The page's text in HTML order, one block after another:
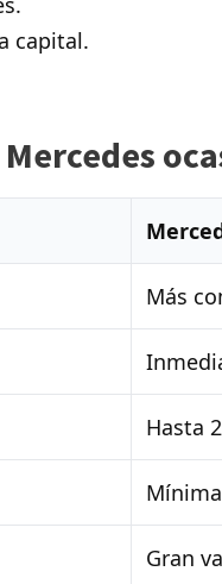
capital.
Más
Hasta
Mínima
Gran